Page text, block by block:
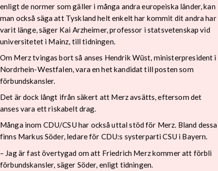
enligt de normer som gäller i många andra europeiska länder, kan
man också säga att Tyskland helt enkelt har kommit dit andra har
varit länge, säger Kai Arzheimer, professor i statsvetenskap vid
universitetet i Mainz, till tidningen.
Om Merz tvingas bort så anses Hendrik Wüst, ministerpresident i
Nordrhein-Westfalen, vara en het kandidat till posten som
förbundskansler.
Det är dock långt ifrån säkert att Merz avsätts, eftersom det
anses vara ett riskabelt drag.
Många inom CDU/CSU har också uttal stöd för Merz. Bland dessa
finns Markus Söder, ledare för CDU:s systerparti CSU i Bayern.
– Jag är fast övertygad om att Friedrich Merz kommer att förbli
förbundskansler, säger Söder, enligt tidningen.